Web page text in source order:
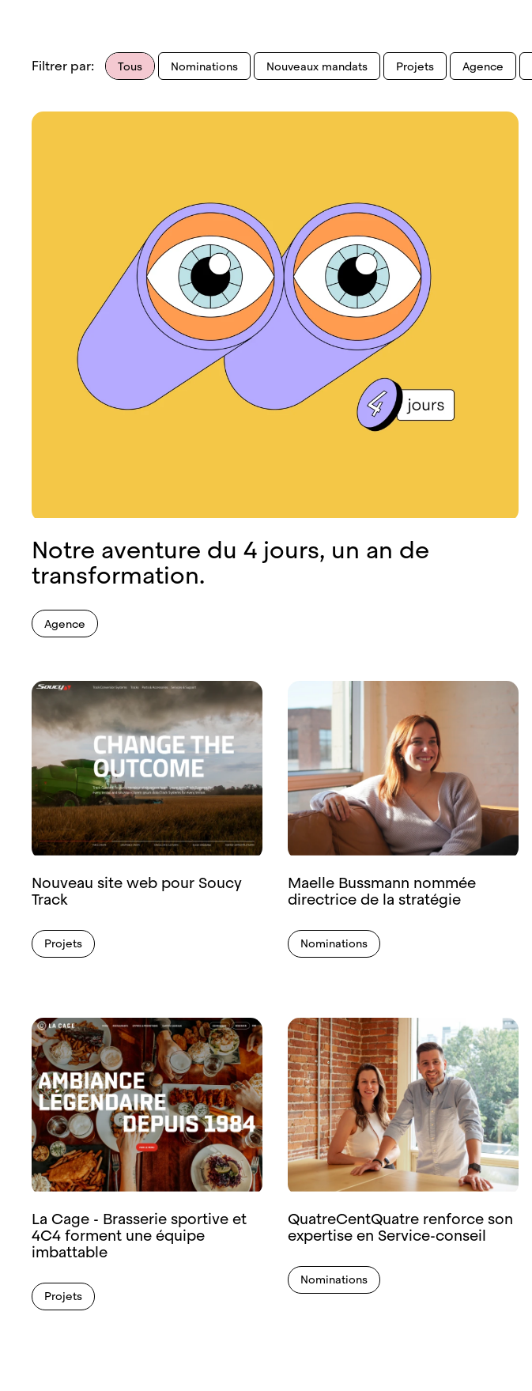
Filtrer par: Tous Nominations Nouveaux mandats Projets Agence
Notre aventure du 4 jours, un an de
transformation.
Agence
Nouveau site web pour Soucy
Track
Projets
Maelle Bussmann nommée
directrice de la stratégie
Nominations
La Cage - Brasserie sportive et
4C4 forment une équipe
imbattable
Projets
Quatre­Cent­Quatre renforce son
expertise en Service-conseil
Nominations